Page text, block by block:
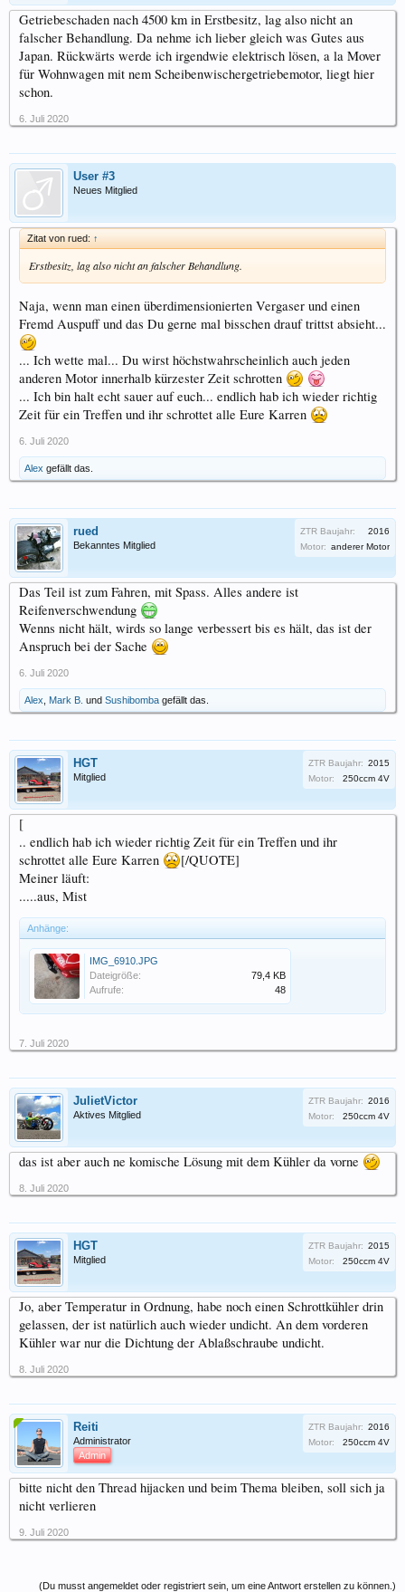
Getriebeschaden nach 4500 km in Erstbesitz, lag also nicht an
falscher Behandlung. Da nehme ich lieber gleich was Gutes aus
Japan. Rückwärts werde ich irgendwie elektrisch lösen, a la Mover
für Wohnwagen mit nem Scheibenwischergetriebemotor, liegt hier
schon.
6. Juli 2020
User #3
Neues Mitglied
Zitat von rued: ↑
Erstbesitz, lag also nicht an falscher Behandlung.
Naja, wenn man einen überdimensionierten Vergaser und einen
Fremd Auspuff und das Du gerne mal bisschen drauf trittst absieht...
... Ich wette mal... Du wirst höchstwahrscheinlich auch jeden
anderen Motor innerhalb kürzester Zeit schrotten
... Ich bin halt echt sauer auf euch... endlich hab ich wieder richtig
Zeit für ein Treffen und ihr schrottet alle Eure Karren
6. Juli 2020
Alex gefällt das.
rued
Bekanntes Mitglied
ZTR Baujahr:
2016
Motor: anderer Motor
Das Teil ist zum Fahren, mit Spass. Alles andere ist
Reifenverschwendung
Wenns nicht hält, wirds so lange verbessert bis es hält, das ist der
Anspruch bei der Sache
6. Juli 2020
Alex Mark B. und Sushibomba gefällt das.
HGT
Mitglied
ZTR Baujahr: 2015
Motor:
250ccm 4V
[
.. endlich hab ich wieder richtig Zeit für ein Treffen und ihr
schrottet alle Eure Karren
[/QUOTE]
Meiner läuft:
.....aus, Mist
Anhänge:
IMG_6910.JPG
Dateigröße:
79,4 KB
Aufrufe:
48
7. Juli 2020
JulietVictor
Aktives Mitglied
ZTR Baujahr: 2016
Motor:
250ccm 4V
das ist aber auch ne komische Lösung mit dem Kühler da vorne
8. Juli 2020
HGT
Mitglied
ZTR Baujahr: 2015
Motor:
250ccm 4V
Jo, aber Temperatur in Ordnung, habe noch einen Schrottkühler drin
gelassen, der ist natürlich auch wieder undicht. An dem vorderen
Kühler war nur die Dichtung der Ablaßschraube undicht.
8. Juli 2020
Reiti
Administrator
Admin
ZTR Baujahr: 2016
Motor:
250ccm 4V
bitte nicht den Thread hijacken und beim Thema bleiben, soll sich ja
nicht verlieren
9. Juli 2020
(Du musst angemeldet oder registriert sein, um eine Antwort erstellen zu können.)